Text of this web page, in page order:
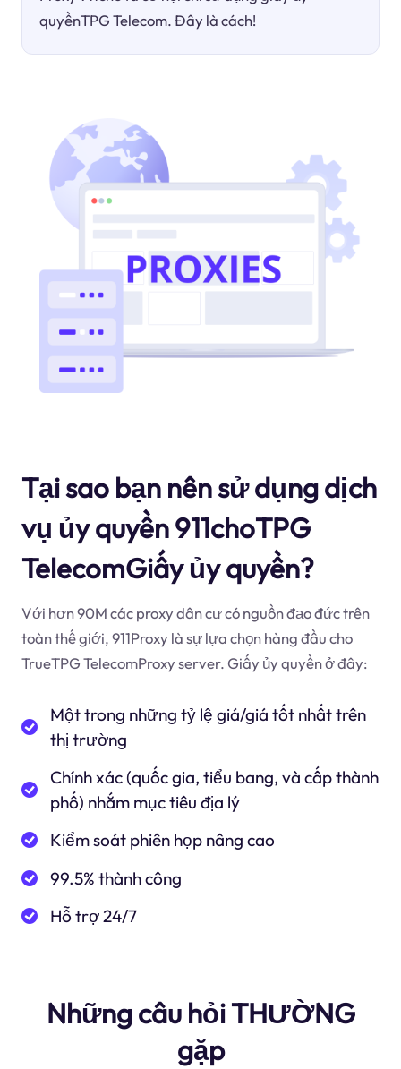
quyềnTPG Telecom. Đây là cách!
Tại sao bạn nên sử dụng dịch
vụ ủy quyền 911choTPG
TelecomGiấy ủy quyền?
Với hơn 90M các proxy dân cư có nguồn đạo đức trên
toàn thế giới, 911Proxy là sự lựa chọn hàng đầu cho
TrueTPG TelecomProxy server. Giấy ủy quyền ở đây:
Một trong những tỷ lệ giá/giá tốt nhất trên
thị trường
Chính xác (quốc gia, tiểu bang, và cấp thành
phố) nhắm mục tiêu địa lý
Kiểm soát phiên họp nâng cao
99.5% thành công
Hỗ trợ 24/7
Những câu hỏi THƯỜNG
gặp